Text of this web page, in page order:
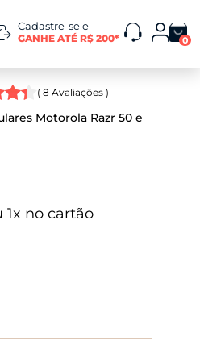
Cadastre-se e
GANHE ATÉ R$ 200* 0
( 8 Avaliações )
Motorola Razr 50 e
1x no cartão